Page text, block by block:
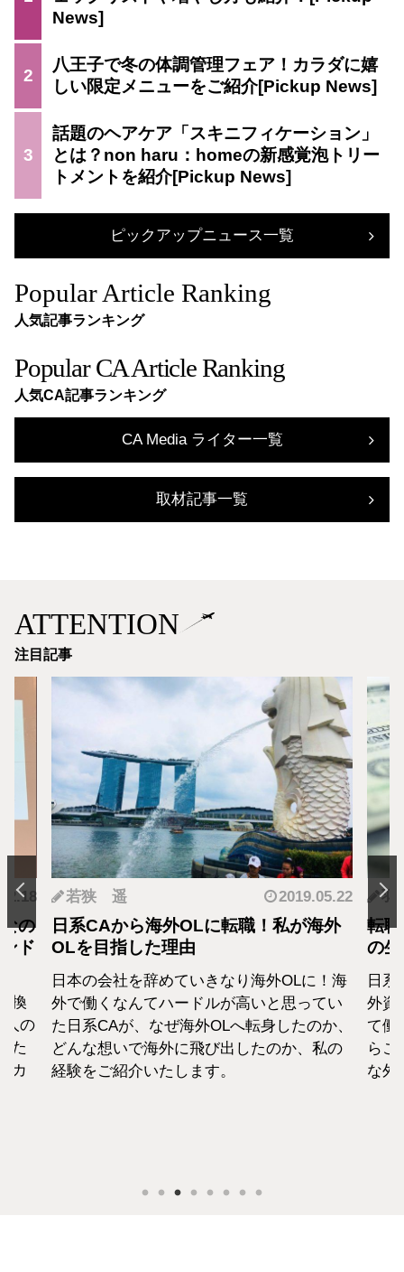
2
八王子で冬の体調管理フェア！カラダに嬉
しい限定メニューをご紹介
3
話題のヘアケア「スキニフィケーション」
とは？non haru：homeの新感覚泡トリー
トメントを紹介
ピックアップニュース一覧
Popular Article Ranking
人気記事ランキング
Popular CA Article Ranking
人気CA記事ランキング
CA Media ライター一覧
取材記事一覧
ATTENTION
注目記事
の
ド
換
人の
た
カ
若狭 遥 2019.05.22
日系CAから海外OLに転職！私が海外
OLを目指した理由
日本の会社を辞めていきなり海外OLに！海
外で働くなんてハードルが高いと思ってい
た日系CAが、なぜ海外OLへ転身したのか、
どんな想いで海外に飛び出したのか、私の
経験をご紹介いたします。
羽
転
の
日
外資
て働
らこ
な外